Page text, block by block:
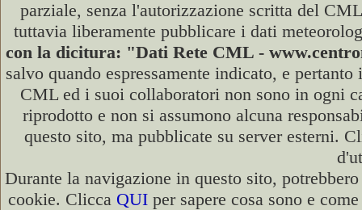
parziale, senza l'autorizzazione scritta del
tuttavia liberamente pubblicare i dati
con la dicitura: "Dati Rete CML -
salvo quando espressamente indicato, e
CML ed i suoi collaboratori non sono in ogni
riprodotto e non si assumono alcuna
questo sito, ma pubblicate su server esterni.
Durante la navigazione in questo sito,
cookie. Clicca QUI per sapere cosa sono e